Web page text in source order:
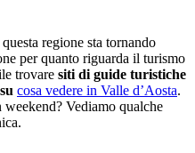
regione sta tornando
per quanto riguarda il turismo
trovare siti di guide turistiche
cosa vedere in Valle d’Aosta.
Vediamo qualche